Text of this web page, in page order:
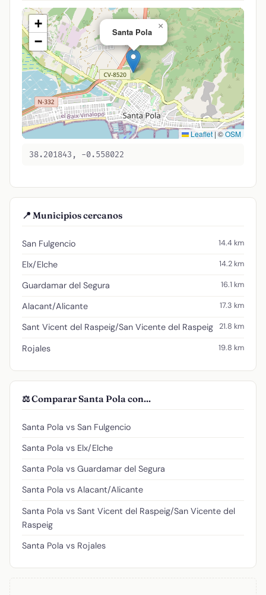
Santa Pola
×
+
−
Leaflet | ©OSM
38.201843, -0.558022
📍 Municipios cercanos
San Fulgencio 14.4 km
Elx/Elche 14.2 km
Guardamar del Segura 16.1 km
Alacant/Alicante 17.3 km
Sant Vicent del Raspeig/San Vicente del Raspeig 21.8 km
Rojales 19.8 km
⚖️ Comparar Santa Pola con...
Santa Pola vs San Fulgencio
Santa Pola vs Elx/Elche
Santa Pola vs Guardamar del Segura
Santa Pola vs Alacant/Alicante
Santa Pola vs Sant Vicent del Raspeig/San Vicente del
Raspeig
Santa Pola vs Rojales